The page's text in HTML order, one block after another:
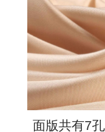
面版共有7